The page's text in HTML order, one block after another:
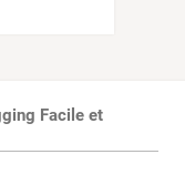
Facile et